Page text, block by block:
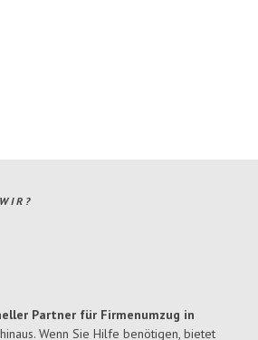
Partner für Firmenumzug in
Wenn Sie Hilfe benötigen, bietet